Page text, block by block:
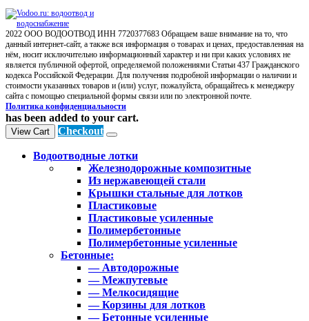
2022 ООО ВОДООТВОД ИНН 7720377683 Обращаем ваше внимание на то, что
данный интернет-сайт, а также вся информация о товарах и ценах, предоставленная на
нём, носит исключительно информационный характер и ни при каких условиях не
является публичной офертой, определяемой положениями Статьи 437 Гражданского
кодекса Российской Федерации. Для получения подробной информации о наличии и
стоимости указанных товаров и (или) услуг, пожалуйста, обращайтесь к менеджеру
сайта с помощью специальной формы связи или по электронной почте.
Политика конфиденциальности
has been added to your cart.
View Cart Checkout
Водоотводные лотки
Железнодорожные композитные
Из нержавеющей стали
Крышки стальные для лотков
Пластиковые
Пластиковые усиленные
Полимербетонные
Полимербетонные усиленные
Бетонные:
— Автодорожные
— Межпутевые
— Мелкосидящие
— Корзины для лотков
— Бетонные усиленные